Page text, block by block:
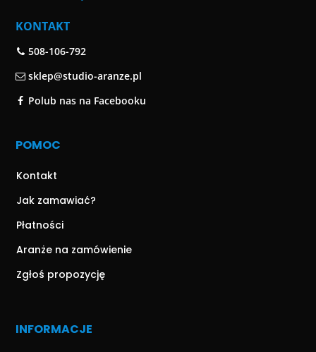
KONTAKT
508-106-792
sklep@studio-aranze.pl
Polub nas na Facebooku
POMOC
Kontakt
Jak zamawiać?
Płatności
Aranże na zamówienie
Zgłoś propozycję
INFORMACJE